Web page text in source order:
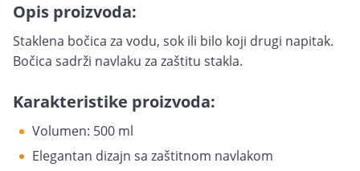
Opis proizvoda:
Staklena bočica za vodu, sok ili bilo koji drugi napitak.
Bočica sadrži navlaku za zaštitu stakla.
Karakteristike proizvoda:
Volumen: 500 ml
Elegantan dizajn sa zaštitnom navlakom